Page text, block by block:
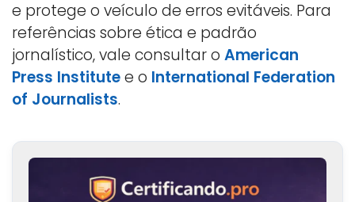
e protege o veículo de erros evitáveis. Para
referências sobre ética e padrão
jornalístico, vale consultar o American
Press Institutee o International Federation
of Journalists.